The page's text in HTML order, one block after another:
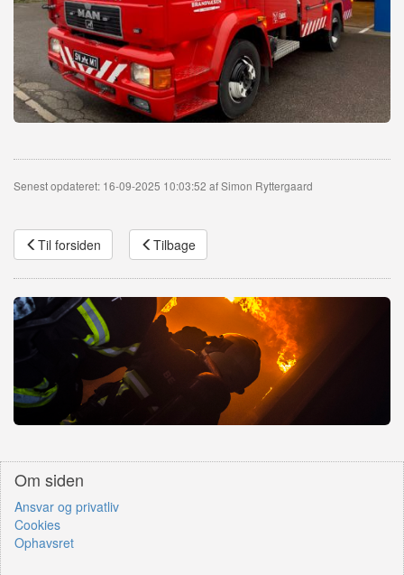
Senest opdateret: 16-09-2025 10:03:52 af Simon Ryttergaard
Til forsiden Tilbage
Om siden
Ansvar og privatliv
Cookies
Ophavsret